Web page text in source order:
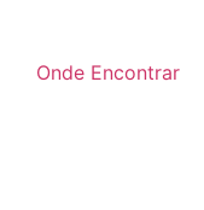
Onde Encontrar